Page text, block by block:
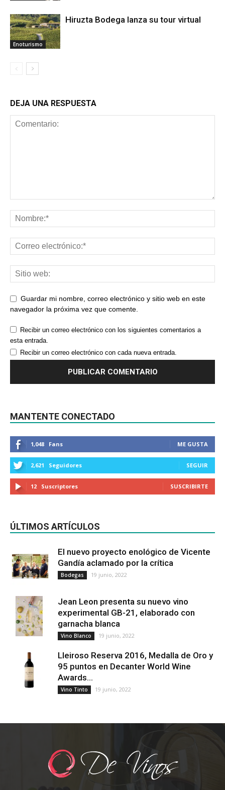
Enoturismo
Hiruzta Bodega lanza su tour virtual
DEJA UNA RESPUESTA
Guardar mi nombre, correo electrónico y sitio web en este
navegador la próxima vez que comente.
Recibir un correo electrónico con los siguientes comentarios a
esta entrada.
Recibir un correo electrónico con cada nueva entrada.
MANTENTE CONECTADO
1,048 Fans ME GUSTA
2,621 Seguidores SEGUIR
12 Suscriptores SUSCRIBIRTE
ÚLTIMOS ARTÍCULOS
El nuevo proyecto enológico de Vicente
Gandía aclamado por la crítica
Bodegas 19 junio, 2022
Jean Leon presenta su nuevo vino
experimental GB-21, elaborado con
garnacha blanca
Vino Blanco 19 junio, 2022
Lleiroso Reserva 2016, Medalla de Oro y
95 puntos en Decanter World Wine
Awards...
Vino Tinto 19 junio, 2022